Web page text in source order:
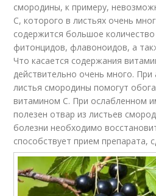
смородины, к примеру,
С, которого в листьях очень
содержится большое
фитонцидов, флавоноидов, а
Что касается содержания
действительно очень много.
листья смородины помогут
витамином С. При ослабленном
полезен отвар из листьев
болезни необходимо
способствует прием препарата,